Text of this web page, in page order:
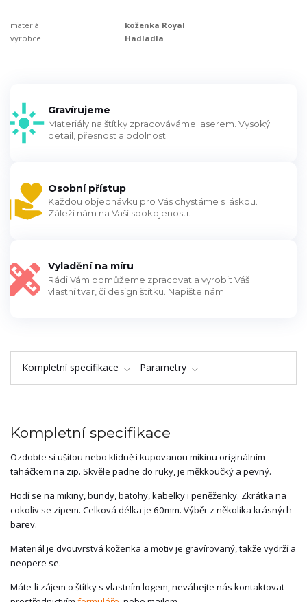
materiál:
koženka Royal
výrobce:
Hadladla
Gravírujeme
Materiály na štítky zpracováváme laserem. Vysoký
detail, přesnost a odolnost.
Osobní přístup
Každou objednávku pro Vás chystáme s láskou.
Záleží nám na Vaší spokojenosti.
Vyladění na míru
Rádi Vám pomůžeme zpracovat a vyrobit Váš
vlastní tvar, či design štítku. Napište nám.
Kompletní specifikace Parametry
Kompletní specifikace
Ozdobte si ušitou nebo klidně i kupovanou mikinu originálním
taháčkem na zip. Skvěle padne do ruky, je měkkoučký a pevný.
Hodí se na mikiny, bundy, batohy, kabelky i peněženky. Zkrátka na
cokoliv se zipem. Celková délka je 60mm. Výběr z několika krásných
barev.
Materiál je dvouvrstvá koženka a motiv je gravírovaný, takže vydrží a
neopere se.
Máte-li zájem o štítky s vlastním logem, neváhejte nás kontaktovat